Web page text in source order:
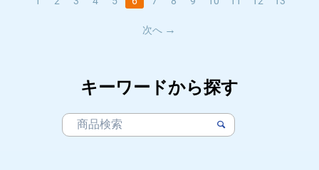
次へ
キーワードから探す